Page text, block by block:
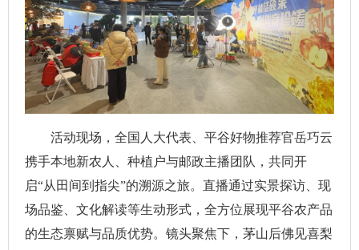
活动现场，全国人大代表、平谷好物推荐官岳巧云
携手本地新农人、种植户与邮政主播团队，共同开
启“从田间到指尖”的溯源之旅。直播通过实景探访、现
场品鉴、文化解读等生动形式，全方位展现平谷农产品
的生态禀赋与品质优势。镜头聚焦下，茅山后佛见喜梨